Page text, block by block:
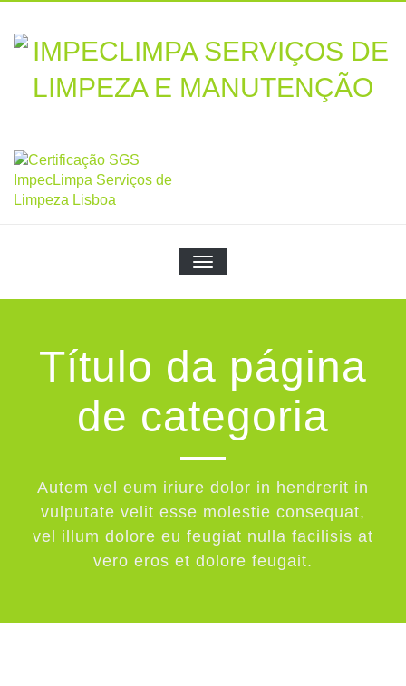
content
TOGGLE NAVIGATION
Título da página
de categoria
Autem vel eum iriure dolor in hendrerit in
vulputate velit esse molestie consequat,
vel illum dolore eu feugiat nulla facilisis at
vero eros et dolore feugait.